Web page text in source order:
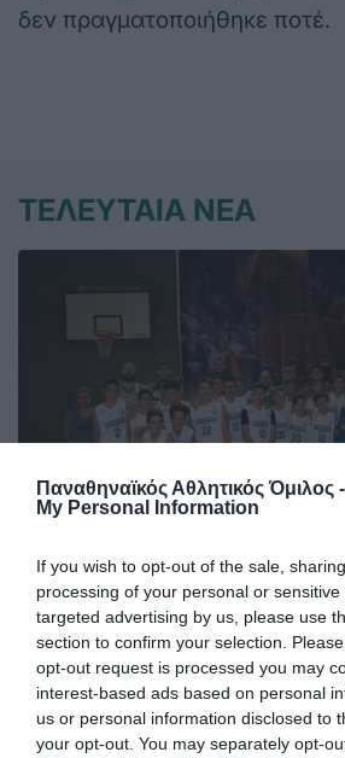
Παναθηναϊκός Αθλητικός Όμιλος -
My Personal Information
If you wish to opt-out of the sale,
processing of your personal or
targeted advertising by us, please use
section to confirm your selection.
opt-out request is processed you may
interest-based ads based on personal
us or personal information disclosed to
your opt-out. You may separately opt-
δεν πραγματοποιήθηκε ποτέ.
ΤΕΛΕΥΤΑΙΑ ΝΕΑ
ΠΑΝΑΘΗΝΑΪΚΟΣ PRO
BASKETBALL –
Το μέγεθος του Παναθηναϊκού είναι
ξεπεράσει προ πολλού τα στενά
χαρακτηριστικό το γεγονός πως
δημιουργήθηκαν προς τιμήν του